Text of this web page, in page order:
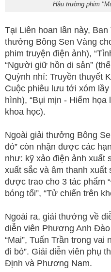
Hậu trường phim
Tại Liên hoan lần này,
thưởng Bông Sen Vàng
phim truyện điện ảnh),
“Người giữ hồn di sản”
Quỳnh nhí: Truyền thuyết
Cuộc phiêu lưu tới xóm
hình), “Bụi mịn - Hiểm
khoa học).
Ngoài giải thưởng Bông
đỏ” còn nhận được các
như: kỹ xảo điện ảnh xuất
xuất sắc và âm thanh xuất
được trao cho 3 tác phẩm
bóng tối”, “Tử chiến trên
Ngoài ra, giải thưởng về
diễn viên Phương Anh
“Mai”, Tuấn Trần trong vai
đi bỏ”. Giải diễn viên phụ
Định và Phương Nam.